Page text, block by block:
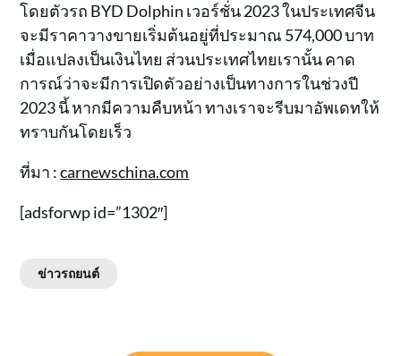
โดยตัวรถ BYD Dolphin เวอร์ชั่น 2023 ในประเทศจีน
จะมีราคาวางขายเริ่มต้นอยู่ที่ประมาณ 574,000 บาท
เมื่อแปลงเป็นเงินไทย ส่วนประเทศไทยเรานั้น คาด
การณ์ว่าจะมีการเปิดตัวอย่างเป็นทางการในช่วงปี
2023 นี้ หากมีความคืบหน้า ทางเราจะรีบมาอัพเดทให้
ทราบกันโดยเร็ว
ที่มา :carnewschina.com
[adsforwp id=”1302″]
ข่าวรถยนต์